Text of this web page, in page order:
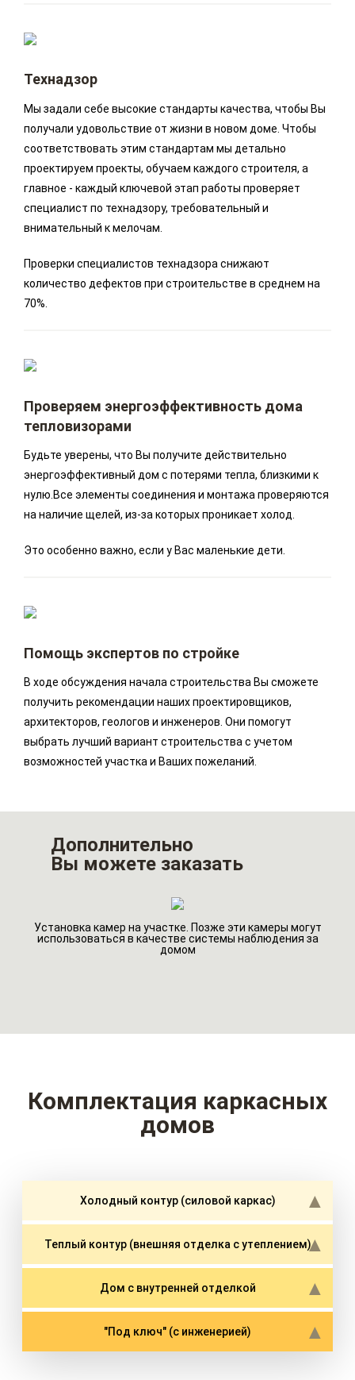
Технадзор
Мы задали себе высокие стандарты качества, чтобы Вы
получали удовольствие от жизни в новом доме. Чтобы
соответствовать этим стандартам мы детально
проектируем проекты, обучаем каждого строителя, а
главное - каждый ключевой этап работы проверяет
специалист по технадзору, требовательный и
внимательный к мелочам.
Проверки специалистов технадзора снижают
количество дефектов при строительстве в среднем на
70%.
Проверяем энергоэффективность дома
тепловизорами
Будьте уверены, что Вы получите действительно
энергоэффективный дом с потерями тепла, близкими к
нулю.Все элементы соединения и монтажа проверяются
на наличие щелей, из-за которых проникает холод.
Это особенно важно, если у Вас маленькие дети.
Помощь экспертов по стройке
В ходе обсуждения начала строительства Вы сможете
получить рекомендации наших проектировщиков,
архитекторов, геологов и инженеров. Они помогут
выбрать лучший вариант строительства с учетом
возможностей участка и Ваших пожеланий.
Дополнительно
Вы можете заказать
Установка камер на участке. Позже эти камеры могут
использоваться в качестве системы наблюдения за
домом
Комплектация каркасных
домов
Холодный контур (силовой каркас)
Теплый контур (внешняя отделка с утеплением)
Дом с внутренней отделкой
"Под ключ" (с инженерией)